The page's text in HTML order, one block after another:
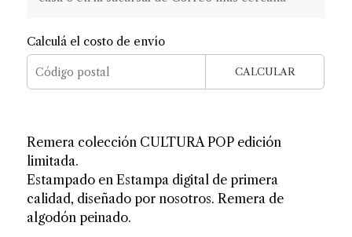
Calculá el costo de envío
CALCULAR
Remera colección CULTURA POP edición
limitada.
Estampado en Estampa digital de primera
calidad, diseñado por nosotros. Remera de
algodón peinado.